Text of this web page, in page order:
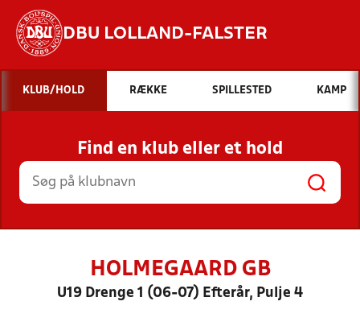
DBU LOLLAND-FALSTER
Hvad vil du søge efter?
INDHOLD OG NYHEDER
STILLINGER, RESULTATER, KLUBBER OG
HOLD
KLUB/HOLD RÆKKE SPILLESTED KAMP
Find en klub eller et hold
HOLMEGAARD GB
U19 Drenge 1 (06-07) Efterår, Pulje 4